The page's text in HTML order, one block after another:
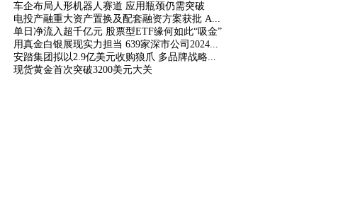
车企布局人形机器人赛道 应用瓶颈仍需突破
电投产融重大资产置换及配套融资方案获批 A...
单日净流入超千亿元 股票型ETF缘何如此“吸金”
用真金白银展现实力担当 639家深市公司2024...
安踏集团拟以2.9亿美元收购狼爪 多品牌战略...
现货黄金首次突破3200美元大关